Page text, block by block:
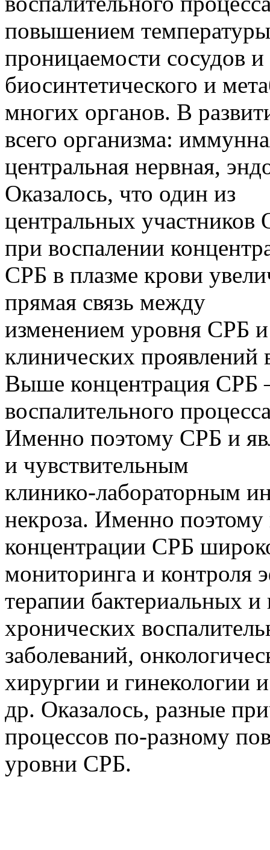
повышением
проницаемости сосудов
биосинтетического и
многих органов. В
всего организма:
центральная нервная,
Оказалось, что один из
центральных
при воспалении
СРБ в плазме крови
прямая связь между
изменением уровня СРБ
клинических проявлений
Выше концентрация СРБ
воспалительного
Именно поэтому СРБ и
и чувствительным
клинико-лабораторным
некроза. Именно поэтому
концентрации СРБ
мониторинга и контроля
терапии бактериальных
хронических
заболеваний,
хирургии и гинекологии и
др. Оказалось, разные
процессов по-разному
уровни СРБ.